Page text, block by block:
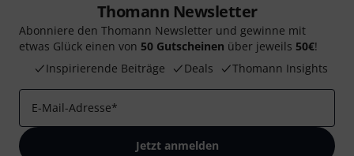
Thomann Newsletter
Abonniere den Thomann Newsletter und gewinne mit
etwas Glück einen von 50 Gutscheinen über jeweils 50€!
Inspirierende Beiträge
Deals Thomann Insights
E-Mail-Adresse*
Jetzt anmelden